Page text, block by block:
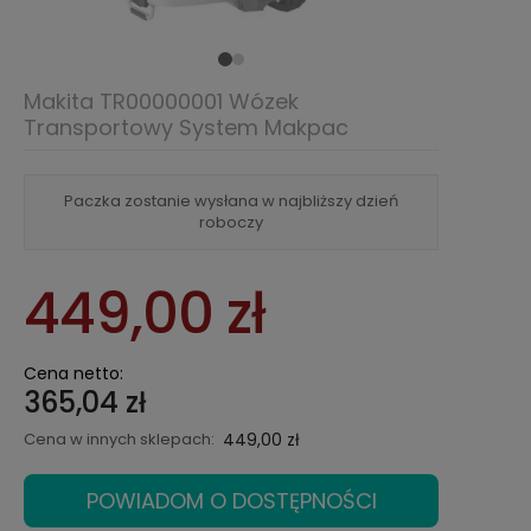
Paczka zostanie wysłana w najbliższy dzień
roboczy
Makita TR00000001 Wózek
Transportowy System Makpac
449,00 zł
Cena netto:
365,04 zł
Cena w innych sklepach: 449,00 zł
POWIADOM O DOSTĘPNOŚCI